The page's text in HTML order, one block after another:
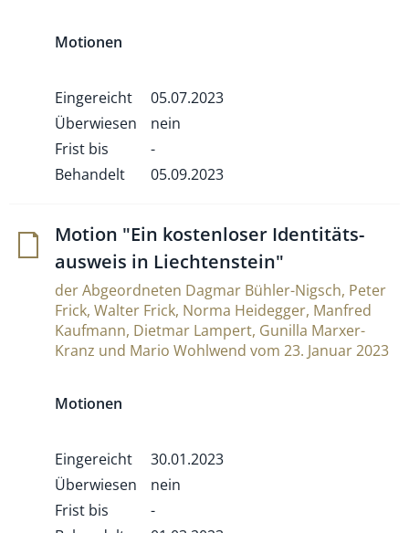
Motionen
Eingereicht
05.07.2023
Überwiesen
nein
Frist bis
-
Behandelt
05.09.2023
Motion "Ein kos­ten­loser Iden­ti­täts­
aus­weis in Liechtenstein"
der Abgeordneten Dagmar Bühler-Nigsch, Peter
Frick, Walter Frick, Norma Heidegger, Manfred
Kaufmann, Dietmar Lampert, Gunilla Marxer-
Kranz und Mario Wohlwend vom 23. Januar 2023
Motionen
Eingereicht
30.01.2023
Überwiesen
nein
Frist bis
-